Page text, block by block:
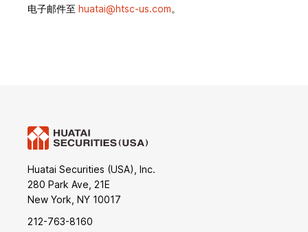
电子邮件至 huatai@htsc-us.com。
Huatai Securities (USA), Inc.
280 Park Ave, 21E
New York, NY 10017
212-763-8160